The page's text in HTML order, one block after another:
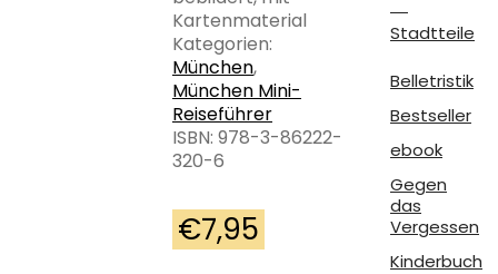
Kartenmaterial
Kategorien:
München,
München Mini-
Reiseführer
ISBN: 978-3-86222-
320-6
€7,95
Stadtteile
Belletristik
Bestseller
ebook
Gegen
das
Vergessen
Kinderbuch